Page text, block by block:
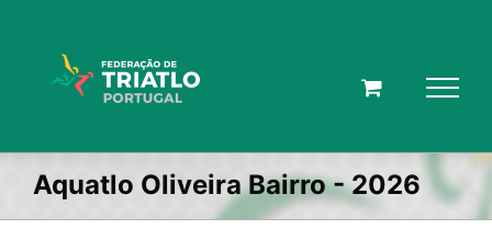
Aquatlo Oliveira Bairro - 2026